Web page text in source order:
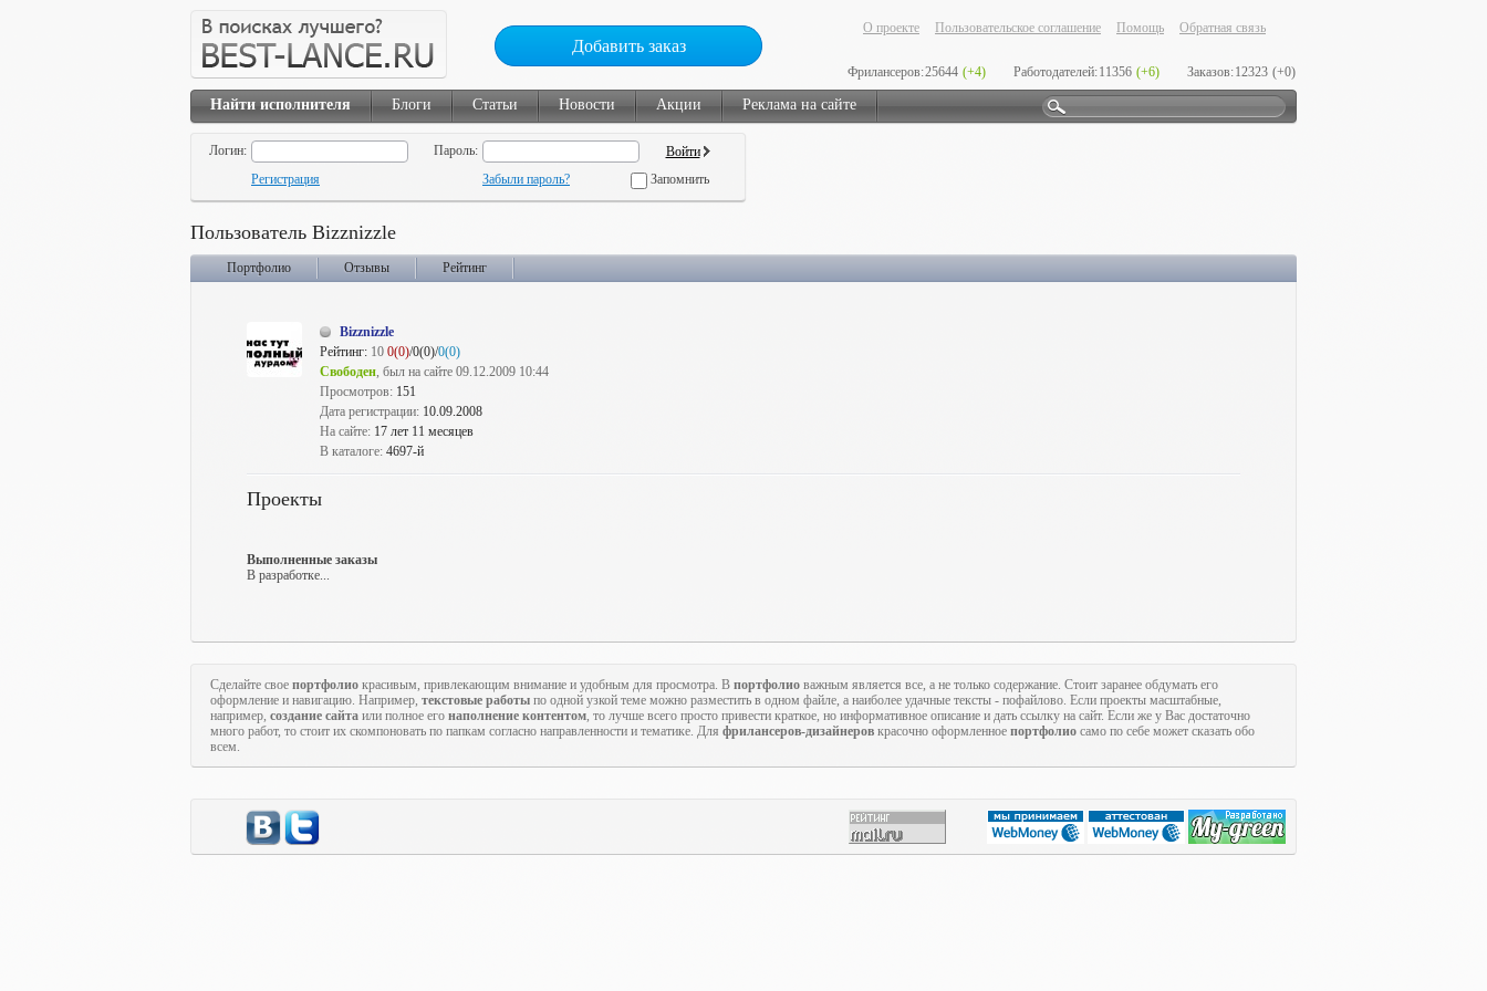
Добавить заказ
О проекте Пользовательское соглашение Помощь Обратная связь
Фрилансеров:25644 (+4) Работодателей:11356 (+6) Заказов:12323 (+0)
Найти исполнителя Блоги Статьи Новости Акции Реклама на сайте
Логин:
Пароль:
Регистрация
Забыли пароль? Запомнить
Пользователь Bizznizzle
Портфолио Отзывы Рейтинг
Bizznizzle
Рейтинг: 10 0(0)/0(0)/0(0)
Свободен, был на сайте 09.12.2009 10:44
Просмотров: 151
Дата регистрации: 10.09.2008
На сайте: 17 лет 11 месяцев
В каталоге: 4697-й
Проекты
Выполненные заказы
В разработке...
Сделайте свое портфолио красивым, привлекающим внимание и удобным для просмотра. В портфолио важным является все, а не только содержание. Стоит заранее обдумать его
оформление и навигацию. Например, текстовые работы по одной узкой теме можно разместить в одном файле, а наиболее удачные тексты - пофайлово. Если проекты масштабные,
например, создание сайта или полное его наполнение контентом, то лучше всего просто привести краткое, но информативное описание и дать ссылку на сайт. Если же у Вас достаточно
много работ, то стоит их скомпоновать по папкам согласно направленности и тематике. Для фрилансеров-дизайнеров красочно оформленное портфолио само по себе может сказать обо
всем.